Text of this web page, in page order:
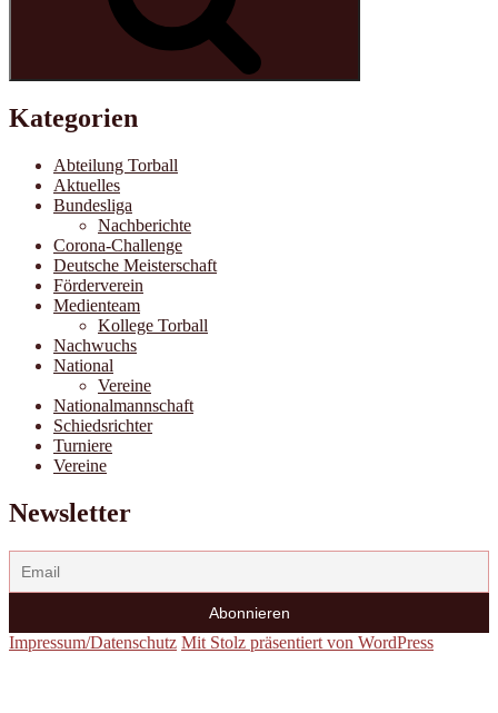
Kategorien
Abteilung Torball
Aktuelles
Bundesliga
Nachberichte
Corona-Challenge
Deutsche Meisterschaft
Förderverein
Medienteam
Kollege Torball
Nachwuchs
National
Vereine
Nationalmannschaft
Schiedsrichter
Turniere
Vereine
Newsletter
Impressum/Datenschutz Mit Stolz präsentiert von WordPress